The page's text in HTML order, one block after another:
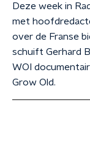
Deze week in
met
over de Franse
schuift Gerhard
WOI
Grow Old.